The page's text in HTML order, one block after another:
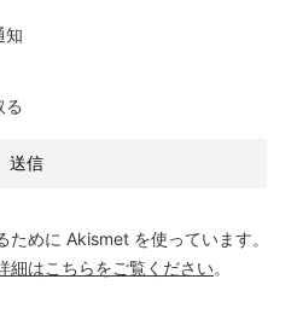
知
る
めに Akismet を使っています。
細はこちらをご覧ください。